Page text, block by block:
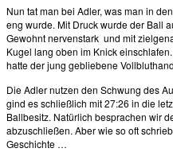
Nun tat man bei Adler, was man in
eng wurde. Mit Druck wurde der Ball
Gewohnt nervenstark und mit
Kugel lang oben im Knick
hatte der jung gebliebene
Die Adler nutzen den Schwung des
gind es schließlich mit 27:26 in die
Ballbesitz. Natürlich besprachen wir
abzuschließen. Aber wie so oft
Geschichte …